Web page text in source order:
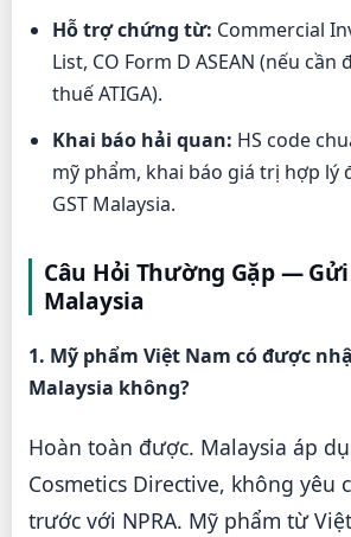
Hỗ trợ chứng từ: Commercial
List, CO Form D ASEAN (nếu
thuế ATIGA).
Khai báo hải quan: HS code
mỹ phẩm, khai báo giá trị hợp lý
GST Malaysia.
Câu Hỏi Thường Gặp —
Malaysia
1. Mỹ phẩm Việt Nam có được
Malaysia không?
Hoàn toàn được. Malaysia áp
Cosmetics Directive, không yêu
trước với NPRA. Mỹ phẩm từ